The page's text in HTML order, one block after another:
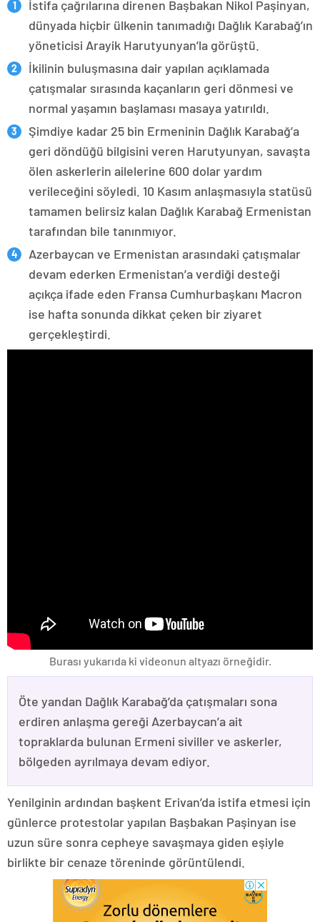
İstifa çağrılarına direnen Başbakan Nikol Paşinyan,
dünyada hiçbir ülkenin tanımadığı Dağlık Karabağ’ın
yöneticisi Arayik Harutyunyan’la görüştü.
İkilinin buluşmasına dair yapılan açıklamada
çatışmalar sırasında kaçanların geri dönmesi ve
normal yaşamın başlaması masaya yatırıldı.
Şimdiye kadar 25 bin Ermeninin Dağlık Karabağ’a
geri döndüğü bilgisini veren Harutyunyan, savaşta
ölen askerlerin ailelerine 600 dolar yardım
verileceğini söyledi. 10 Kasım anlaşmasıyla statüsü
tamamen belirsiz kalan Dağlık Karabağ Ermenistan
tarafından bile tanınmıyor.
Azerbaycan ve Ermenistan arasındaki çatışmalar
devam ederken Ermenistan’a verdiği desteği
açıkça ifade eden Fransa Cumhurbaşkanı Macron
ise hafta sonunda dikkat çeken bir ziyaret
gerçekleştirdi.
Burası yukarıda ki videonun altyazı örneğidir.
Öte yandan Dağlık Karabağ’da çatışmaları sona
erdiren anlaşma gereği Azerbaycan’a ait
topraklarda bulunan Ermeni siviller ve askerler,
bölgeden ayrılmaya devam ediyor.
Yenilginin ardından başkent Erivan’da istifa etmesi için
günlerce protestolar yapılan Başbakan Paşinyan ise
uzun süre sonra cepheye savaşmaya giden eşiyle
birlikte bir cenaze töreninde görüntülendi.